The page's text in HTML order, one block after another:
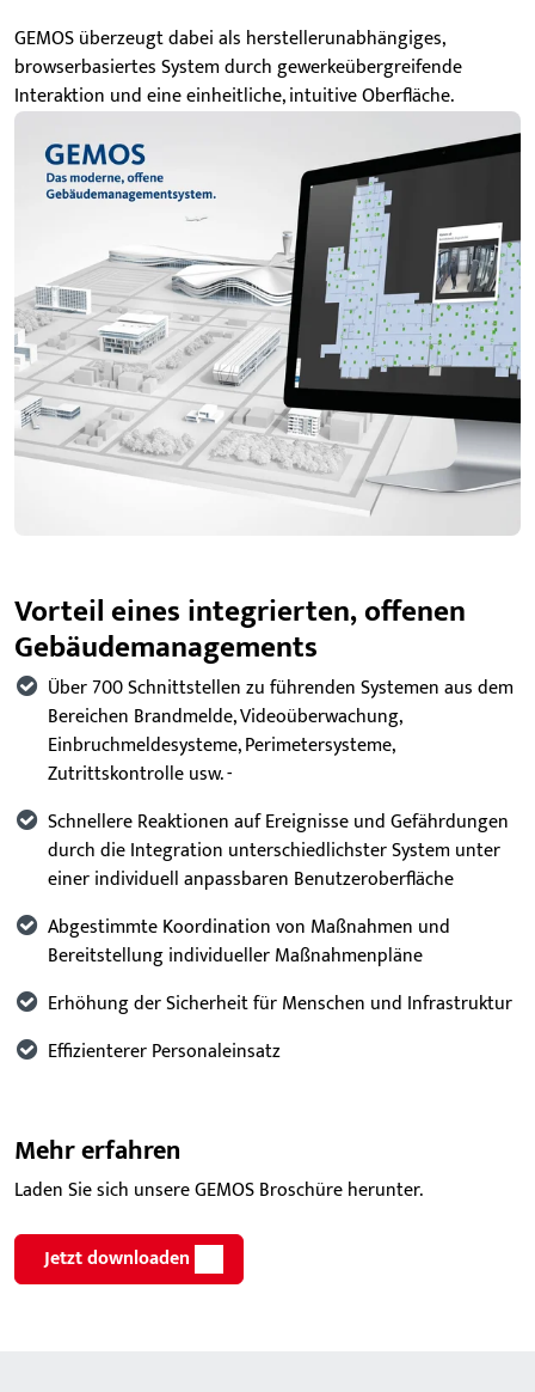
GEMOS überzeugt dabei als herstellerunabhängiges,
browserbasiertes System durch gewerkeübergreifende
Interaktion und eine einheitliche, intuitive Oberfläche.
Vorteil eines integrierten, offenen
Gebäudemanagements
Über 700 Schnittstellen zu führenden Systemen aus dem
Bereichen Brandmelde, Videoüberwachung,
Einbruchmeldesysteme, Perimetersysteme,
Zutrittskontrolle usw. -
Schnellere Reaktionen auf Ereignisse und Gefährdungen
durch die Integration unterschiedlichster System unter
einer individuell anpassbaren Benutzeroberfläche
Abgestimmte Koordination von Maßnahmen und
Bereitstellung individueller Maßnahmenpläne
Erhöhung der Sicherheit für Menschen und Infrastruktur
Effizienterer Personaleinsatz
Mehr erfahren
Laden Sie sich unsere GEMOS Broschüre herunter.
Jetzt downloaden